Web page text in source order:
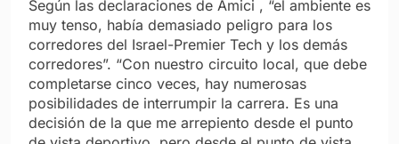
Según las declaraciones de Amici , “el ambiente es
muy tenso, había demasiado peligro para los
corredores del Israel-Premier Tech y los demás
corredores”. “Con nuestro circuito local, que debe
completarse cinco veces, hay numerosas
posibilidades de interrumpir la carrera. Es una
decisión de la que me arrepiento desde el punto